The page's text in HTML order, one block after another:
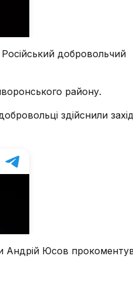
добровольчий
району.
здійснили
Андрій Юсов